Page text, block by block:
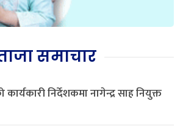
समाचार
निर्देशकमा नागेन्द्र साह नियुक्त